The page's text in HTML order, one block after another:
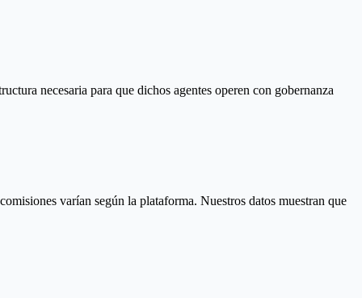
necesaria para que dichos agentes operen con gobernanza
varían según la plataforma. Nuestros datos muestran que